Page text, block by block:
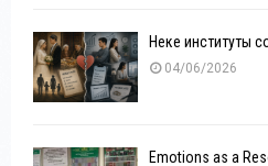
Неке институты
04/06/2026
Emotions as a